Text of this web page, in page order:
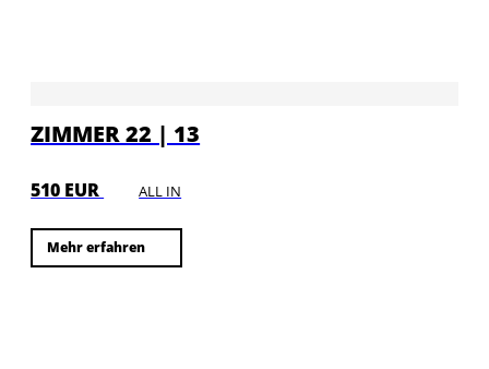
ZIMMER 22 | 13
510 EUR ALL IN
Mehr erfahren